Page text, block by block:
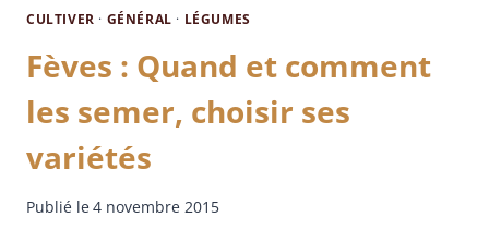
CULTIVER · GÉNÉRAL · LÉGUMES
Fèves : Quand et comment
les semer, choisir ses
variétés
Publié le4 novembre 2015